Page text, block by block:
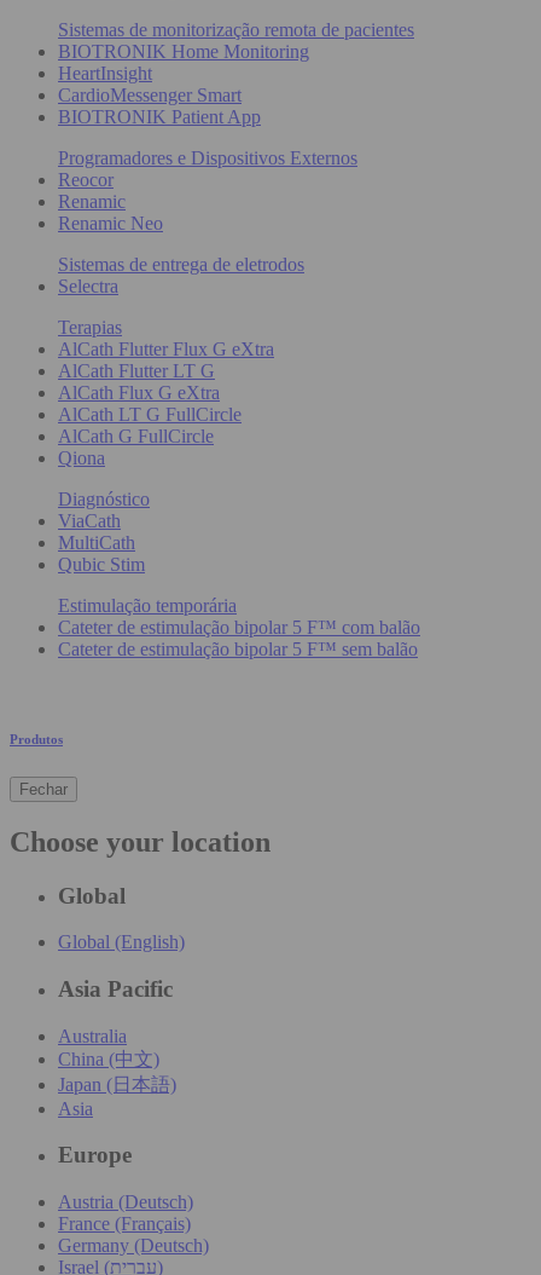
Sistemas de monitorização remota de pacientes
BIOTRONIK Home Monitoring
HeartInsight
CardioMessenger Smart
BIOTRONIK Patient App
Programadores e Dispositivos Externos
Reocor
Renamic
Renamic Neo
Sistemas de entrega de eletrodos
Selectra
Terapias
AlCath Flutter Flux G eXtra
AlCath Flutter LT G
AlCath Flux G eXtra
AlCath LT G FullCircle
AlCath G FullCircle
Qiona
Diagnóstico
ViaCath
MultiCath
Qubic Stim
Estimulação temporária
Cateter de estimulação bipolar 5 F™ com balão
Cateter de estimulação bipolar 5 F™ sem balão
Produtos
Fechar
Choose your location
Global
Global (English)
Asia Pacific
Australia
China (中文)
Japan (日本語)
Asia
Europe
Austria (Deutsch)
France (Français)
Germany (Deutsch)
Israel (עִברִית)